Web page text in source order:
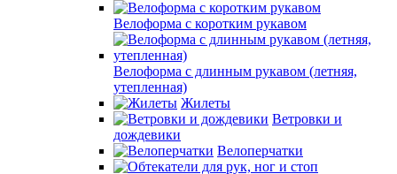
Велоформа с коротким рукавом
Велоформа с длинным рукавом (летняя,
утепленная)
Жилеты
Ветровки и
дождевики
Велоперчатки